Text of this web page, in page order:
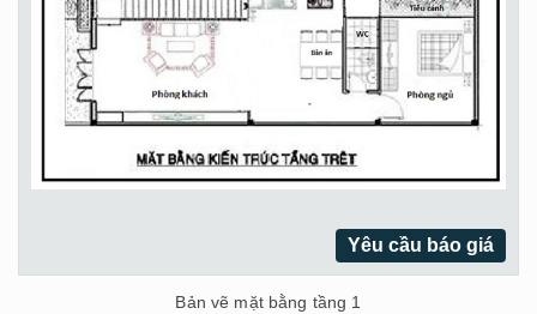
Yêu cầu báo giá
Bản vẽ mặt bằng tầng 1